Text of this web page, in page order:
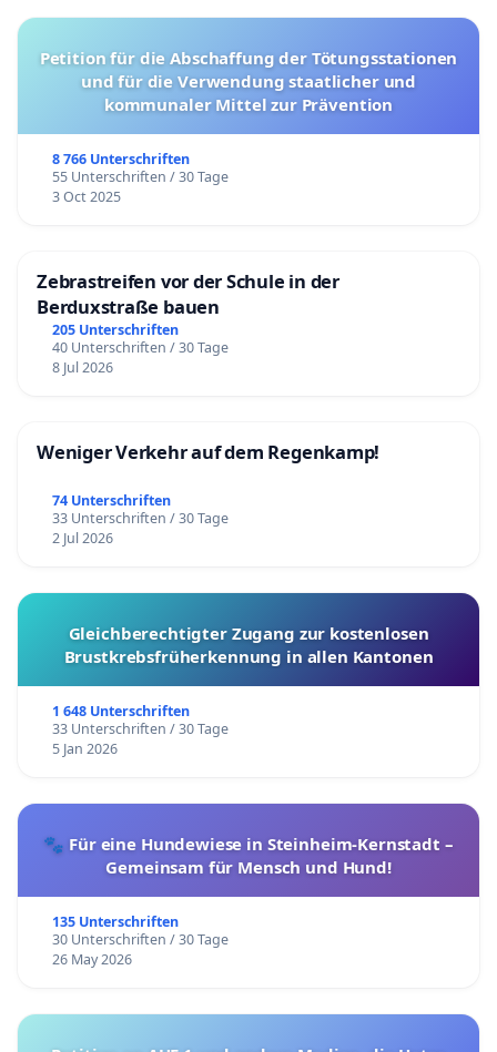
Petition für die Abschaffung der Tötungsstationen
und für die Verwendung staatlicher und
kommunaler Mittel zur Prävention
8 766 Unterschriften
55 Unterschriften / 30 Tage
3 Oct 2025
Zebrastreifen vor der Schule in der
Berduxstraße bauen
205 Unterschriften
40 Unterschriften / 30 Tage
8 Jul 2026
Weniger Verkehr auf dem Regenkamp!
74 Unterschriften
33 Unterschriften / 30 Tage
2 Jul 2026
Gleichberechtigter Zugang zur kostenlosen
Brustkrebsfrüherkennung in allen Kantonen
1 648 Unterschriften
33 Unterschriften / 30 Tage
5 Jan 2026
🐾 Für eine Hundewiese in Steinheim-Kernstadt –
Gemeinsam für Mensch und Hund!
135 Unterschriften
30 Unterschriften / 30 Tage
26 May 2026